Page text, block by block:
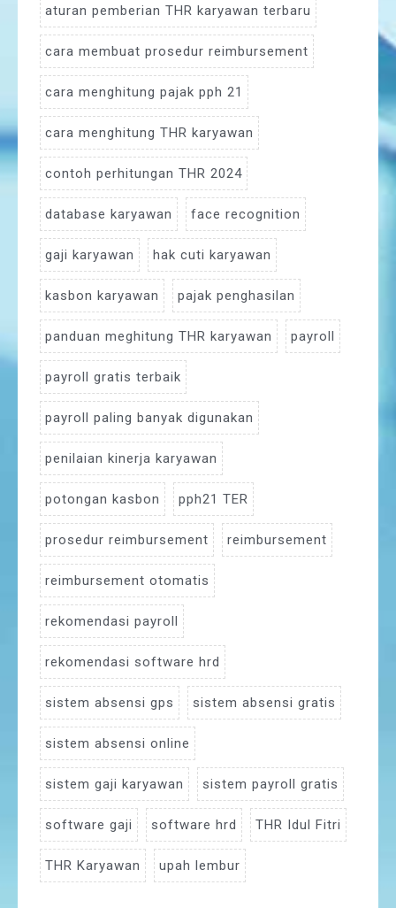
aturan pemberian THR karyawan terbaru
cara membuat prosedur reimbursement
cara menghitung pajak pph 21
cara menghitung THR karyawan
contoh perhitungan THR 2024
database karyawan face recognition
gaji karyawan hak cuti karyawan
kasbon karyawan pajak penghasilan
panduan meghitung THR karyawan payroll
payroll gratis terbaik
payroll paling banyak digunakan
penilaian kinerja karyawan
potongan kasbon pph21 TER
prosedur reimbursement reimbursement
reimbursement otomatis
rekomendasi payroll
rekomendasi software hrd
sistem absensi gps sistem absensi gratis
sistem absensi online
sistem gaji karyawan sistem payroll gratis
software gaji software hrd THR Idul Fitri
THR Karyawan upah lembur